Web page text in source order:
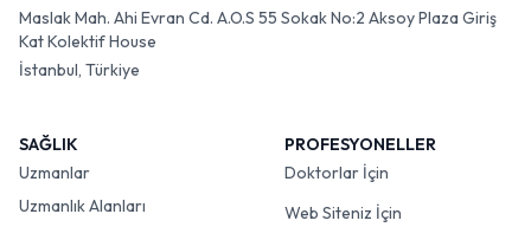
Maslak Mah. Ahi Evran Cd. A.O.S 55 Sokak No:2 Aksoy Plaza Giriş
Kat Kolektif House
İstanbul, Türkiye
SAĞLIK
Uzmanlar
Uzmanlık Alanları
PROFESYONELLER
Doktorlar İçin
Web Siteniz İçin